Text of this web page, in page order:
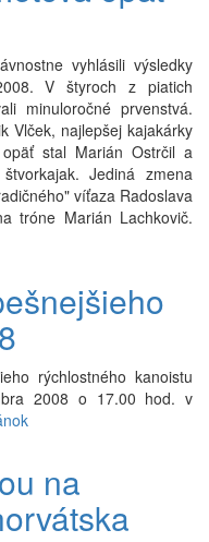
vyhlásili výsledky
V štyroch z piatich
minuloročné prvenstvá.
Vlček, najlepšej kajakárky
stal Marián Ostrčil a
Jediná zmena
víťaza Radoslava
tróne Marián Lachkovič.
rýchlostného kanoistu
2008 o 17.00 hod. v
na